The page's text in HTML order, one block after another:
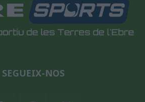
SEGUEIX-NOS